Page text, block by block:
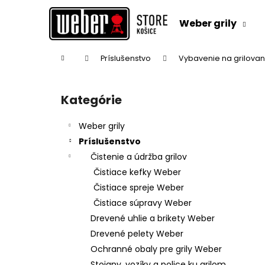
Weber grily
Domov Príslušenstvo Vybavenie na
Preskočiť
kategórie
Kategórie
Weber grily
Príslušenstvo
Čistenie a údržba grilov
Čistiace kefky Weber
Čistiace spreje Weber
Čistiace súpravy Weber
Drevené uhlie a brikety Weber
Drevené pelety Weber
Ochranné obaly pre grily Weber
Späť
Späť